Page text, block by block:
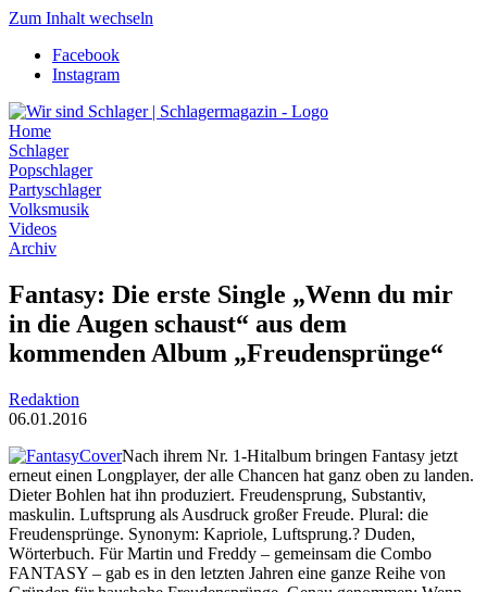
Zum Inhalt wechseln
Facebook
Instagram
Home
Schlager
Popschlager
Partyschlager
Volksmusik
Videos
Archiv
Fantasy: Die erste Single „Wenn du mir
in die Augen schaust“ aus dem
kommenden Album „Freudensprünge“
Redaktion
06.01.2016
Nach ihrem Nr. 1-Hitalbum bringen Fantasy jetzt
erneut einen Longplayer, der alle Chancen hat ganz oben zu landen.
Dieter Bohlen hat ihn produziert. Freudensprung, Substantiv,
maskulin. Luftsprung als Ausdruck großer Freude. Plural: die
Freudensprünge. Synonym: Kapriole, Luftsprung.? Duden,
Wörterbuch. Für Martin und Freddy – gemeinsam die Combo
FANTASY – gab es in den letzten Jahren eine ganze Reihe von